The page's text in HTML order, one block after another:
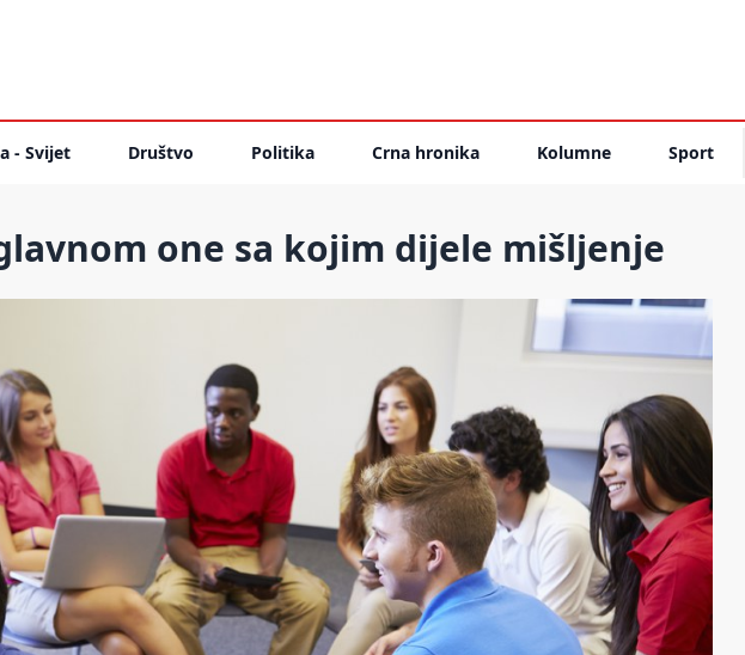
- Svijet Društvo Politika Crna hronika Kolumne Sport
one sa kojim dijele mišljenje